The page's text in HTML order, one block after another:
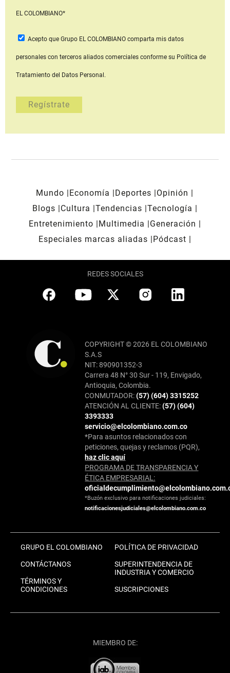
EL COLOMBIANO*
Acepto que Grupo EL COLOMBIANOcomparta mis datos
personales con terceros aliados comerciales conforme su Política de
Tratamiento del Datos Personal.
Mundo Economía Deportes
Opinión
Blogs
Cultura Tendencias Tecnología
Entretenimiento
Multimedia
Generación
Especiales marcas aliadas
Pódcast
REDES SOCIALES
COPYRIGHT © 2026 EL COLOMBIANO
S.A.S
NIT: 890901352-3
Carrera 48 N° 30 Sur - 119, Envigado,
Antioquia, Colombia.
CONMUTADOR:(57) (604) 3315252
ATENCIÓN AL CLIENTE:(57) (604)
3393333
servicio@elcolombiano.com.co
*Para asuntos relacionados con
peticiones, quejas y reclamos (PQR),
haz clic aquí
PROGRAMA DE TRANSPARENCIA Y
ÉTICA EMPRESARIAL:
*Buzón exclusivo para notificaciones judiciales:
notificacionesjudiciales@elcolombiano.com.co
GRUPO EL COLOMBIANO
CONTÁCTANOS
TÉRMINOS Y
CONDICIONES
POLÍTICA DE PRIVACIDAD
SUPERINTENDENCIA DE
INDUSTRIA Y COMERCIO
SUSCRIPCIONES
MIEMBRO DE: